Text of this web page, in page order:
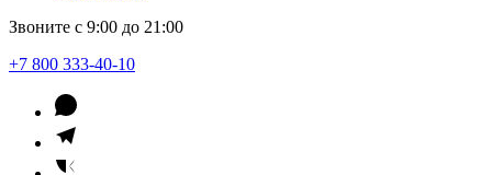
Звоните с 9:00 до 21:00
+7 800 333-40-10